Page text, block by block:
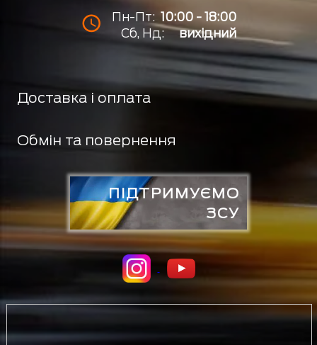
Пн-Пт: 10:00 - 18:00
Сб, Нд:
вихідний
Доставка і оплата
Обмін та повернення
ПІДТРИМУЄМО
ЗСУ